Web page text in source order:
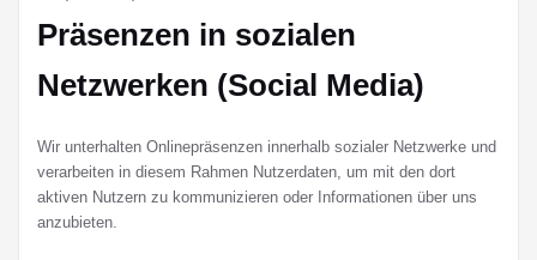
Präsenzen in sozialen
Netzwerken (Social Media)
Wir unterhalten Onlinepräsenzen innerhalb sozialer Netzwerke und
verarbeiten in diesem Rahmen Nutzerdaten, um mit den dort
aktiven Nutzern zu kommunizieren oder Informationen über uns
anzubieten.